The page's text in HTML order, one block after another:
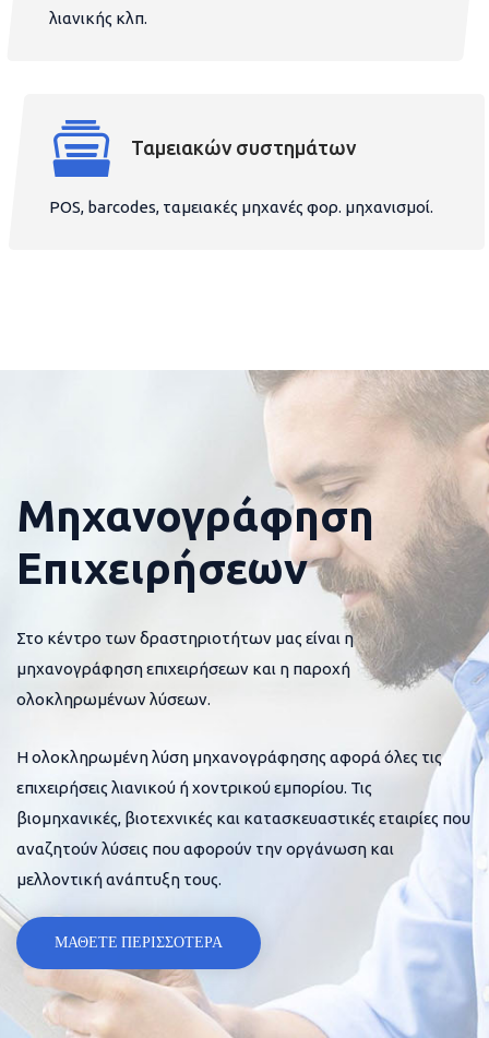
λιανικής κλπ.
Ταμειακών συστημάτων
POS, barcodes, ταμειακές μηχανές φορ. μηχανισμοί.
Μηχανογράφηση
Επιχειρήσεων
Στο κέντρο των δραστηριοτήτων μας είναι η
μηχανογράφηση επιχειρήσεων και η παροχή
ολοκληρωμένων λύσεων.
Η ολοκληρωμένη λύση μηχανογράφησης αφορά όλες τις
επιχειρήσεις λιανικού ή χοντρικού εμπορίου. Τις
βιομηχανικές, βιοτεχνικές και κατασκευαστικές εταιρίες που
αναζητούν λύσεις που αφορούν την οργάνωση και
μελλοντική ανάπτυξη τους.
ΜΑΘΕΤΕ ΠΕΡΙΣΣΟΤΕΡΑ